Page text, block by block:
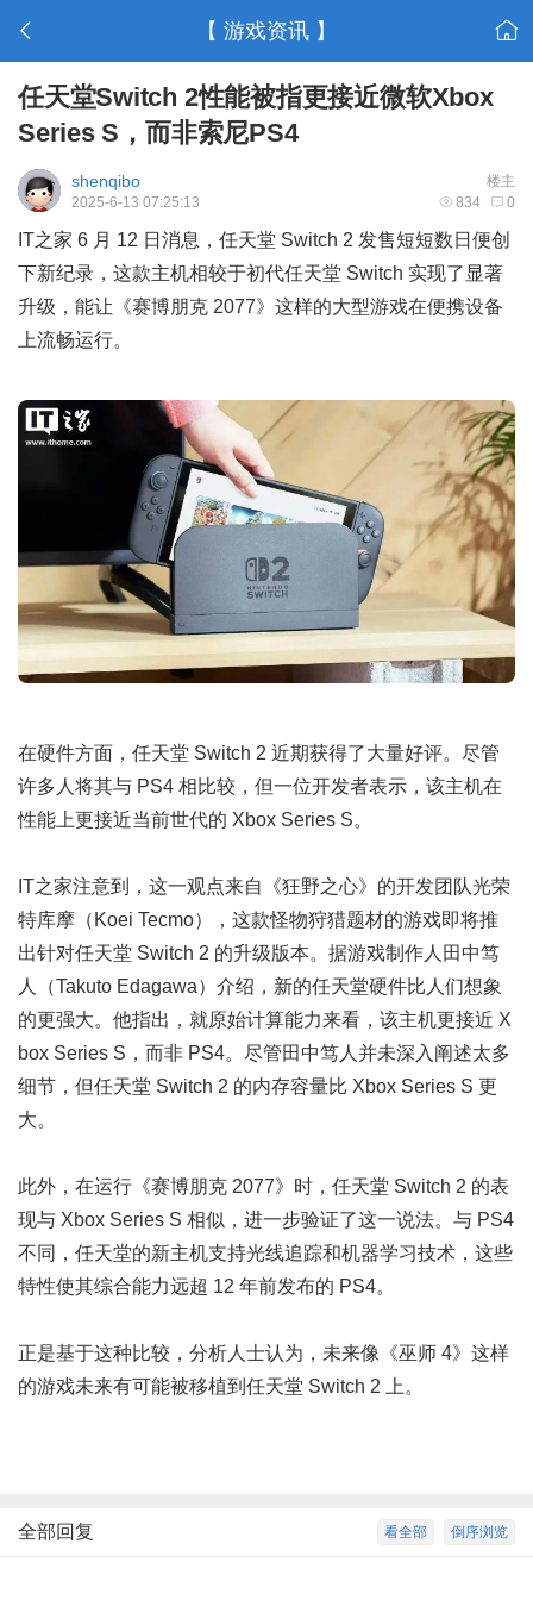
【 游戏资讯 】
任天堂Switch 2性能被指更接近微软Xbox
Series S，而非索尼PS4
楼主
shenqibo
834 0
2025-6-13 07:25:13
IT之家 6 月 12 日消息，任天堂 Switch 2 发售短短数日便创
下新纪录，这款主机相较于初代任天堂 Switch 实现了显著
升级，能让《赛博朋克 2077》这样的大型游戏在便携设备
上流畅运行。
在硬件方面，任天堂 Switch 2 近期获得了大量好评。尽管
许多人将其与 PS4 相比较，但一位开发者表示，该主机在
性能上更接近当前世代的 Xbox Series S。
IT之家注意到，这一观点来自《狂野之心》的开发团队光荣
特库摩（Koei Tecmo），这款怪物狩猎题材的游戏即将推
出针对任天堂 Switch 2 的升级版本。据游戏制作人田中笃
人（Takuto Edagawa）介绍，新的任天堂硬件比人们想象
的更强大。他指出，就原始计算能力来看，该主机更接近 X
box Series S，而非 PS4。尽管田中笃人并未深入阐述太多
细节，但任天堂 Switch 2 的内存容量比 Xbox Series S 更
大。
此外，在运行《赛博朋克 2077》时，任天堂 Switch 2 的表
现与 Xbox Series S 相似，进一步验证了这一说法。与 PS4
不同，任天堂的新主机支持光线追踪和机器学习技术，这些
特性使其综合能力远超 12 年前发布的 PS4。
正是基于这种比较，分析人士认为，未来像《巫师 4》这样
的游戏未来有可能被移植到任天堂 Switch 2 上。
倒序浏览
看全部
全部回复